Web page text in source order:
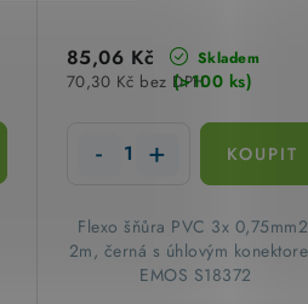
Skladem
(>100 ks)
70,30 Kč bez DPH
85,06 Kč
Flexo šňůra PVC 3x
2m, černá s úhlovým
EMOS S18372